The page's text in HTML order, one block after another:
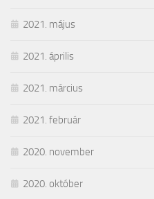
2021. május
2021. április
2021. március
2021. február
2020. november
2020. október